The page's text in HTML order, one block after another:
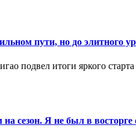
пути, но до элитного
подвел итоги яркого
сезон. Я не был в